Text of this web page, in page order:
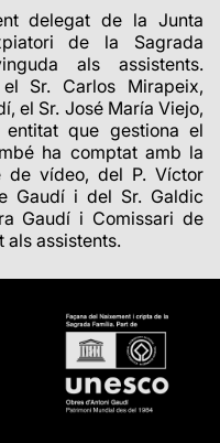
delegat de la Junta
de la Sagrada
als assistents.
Sr. Carlos Mirapeix,
el Sr. José María Viejo,
entitat que gestiona el
ha comptat amb la
de vídeo, del P. Víctor
Gaudí i del Sr. Galdic
Gaudí i Comissari de
als assistents.